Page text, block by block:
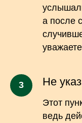
а после
Не
Этот
ведь